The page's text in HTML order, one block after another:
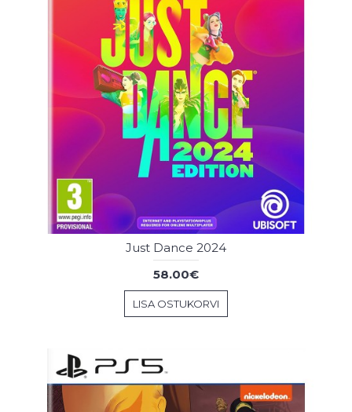
Just Dance 2024
58.00€
LISA OSTUKORVI